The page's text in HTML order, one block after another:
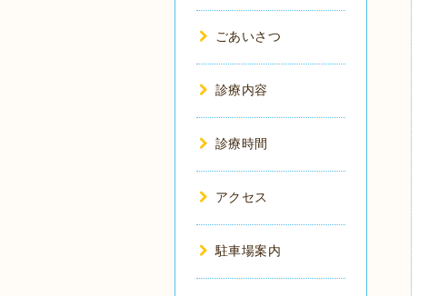
ごあいさつ
診療内容
診療時間
アクセス
駐車場案内